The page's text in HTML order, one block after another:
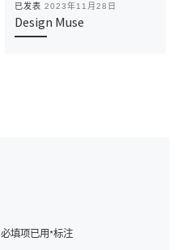
已发表 2023年11月28日
Design Muse
必填项已用*标注